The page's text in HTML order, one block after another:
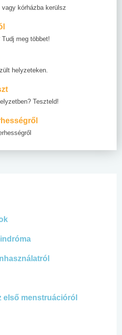
kórházba kerülsz
meg többet!
helyzeteken.
Teszteld!
első menstruációról